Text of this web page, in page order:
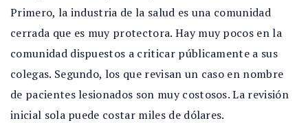
Primero, la industria de la salud es una comunidad
cerrada que es muy protectora. Hay muy pocos en la
comunidad dispuestos a criticar públicamente a sus
colegas. Segundo, los que revisan un caso en nombre
de pacientes lesionados son muy costosos. La revisión
inicial sola puede costar miles de dólares.